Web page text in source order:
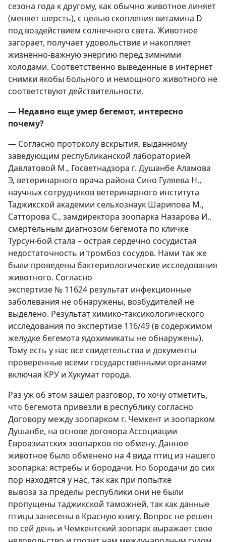
сезона года к другому, как обычно животное линяет
(меняет шерсть), с целью скопления витамина D
под воздействием солнечного света. Животное
загорает, получает удовольствие и накопляет
жизненно-важную энергию перед зимними
холодами. Соответственно выведенные в интернет
снимки якобы больного и немощного животного не
соответствуют действительности.
— Недавно еще умер бегемот, интересно
почему?
— Согласно протоколу вскрытия, выданному
заведующим республиканской лабораторией
Давлатовой М., Госветнадзора г. Душанбе Аламова
Э, ветеринарного врача района Сино Гуляева Н.,
научных сотрудников ветеринарного института
Таджикской академии сельхознаук Шарипова М.,
Сатторова С., замдиректора зоопарка Назарова И.,
смертельным диагнозом бегемота по кличке
Турсун-бой стала – острая сердечно сосудистая
недостаточность и тромбоз сосудов. Нами так же
были проведены бактериологические исследования
животного. Согласно
экспертизе № 11624 результат инфекционные
заболевания не обнаружены, возбудителей не
выделено. Результат химико-таксикологического
исследования по экспертизе 116/49 (в содержимом
желудке бегемота ядохимикаты не обнаружены).
Тому есть у нас все свидетельства и документы
проверенные всеми государственными органами
включая КРУ и Хукумат города.
Раз уж об этом зашел разговор, то хочу отметить,
что бегемота привезли в республику согласно
Договору между зоопарком г. Чемкент и зоопарком
Душанбе, на основе договора Ассоциации
Евроазиатских зоопарков по обмену. Данное
животное было обменено на 4 вида птиц из нашего
зоопарка: ястребы и бородачи. Но бородачи до сих
пор находятся у нас, так как при попытке
вывоза за пределы республики они не были
пропущены таджикской таможней, так как данные
птицы занесены в Красную книгу. Вопрос не решен
по сей день и Чемкентский зоопарк выражает свое